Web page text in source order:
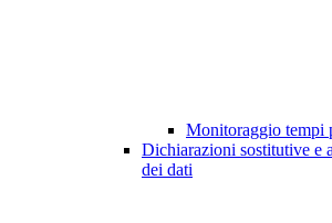
Monitoraggio tempi
Dichiarazioni sostitutive e
dei dati